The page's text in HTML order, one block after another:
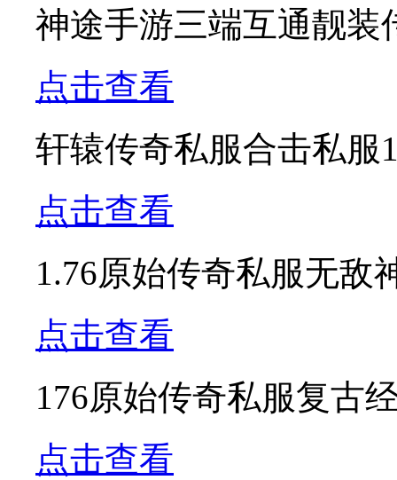
神途手游三端互通靓装
点击查看
轩辕传奇私服合击私服
点击查看
1.76原始传奇私服无敌
点击查看
176原始传奇私服复古
点击查看